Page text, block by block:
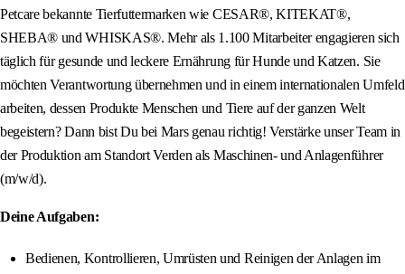
Petcare bekannte Tierfuttermarken wie CESAR®, KITEKAT®,
SHEBA® und WHISKAS®. Mehr als 1.100 Mitarbeiter engagieren sich
täglich für gesunde und leckere Ernährung für Hunde und Katzen. Sie
möchten Verantwortung übernehmen und in einem internationalen Umfeld
arbeiten, dessen Produkte Menschen und Tiere auf der ganzen Welt
begeistern? Dann bist Du bei Mars genau richtig! Verstärke unser Team in
der Produktion am Standort Verden als Maschinen- und Anlagenführer
(m/w/d).
Deine Aufgaben:
Bedienen, Kontrollieren, Umrüsten und Reinigen der Anlagen im